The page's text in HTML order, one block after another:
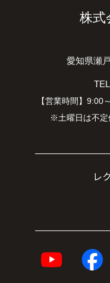
株式
愛知県瀬
【営業時間】9:00
※土曜日は不定